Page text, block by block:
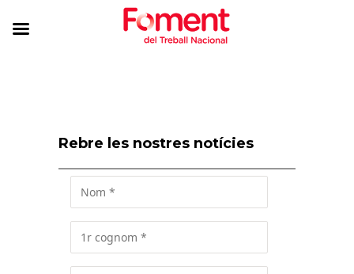
Rebre les nostres notícies